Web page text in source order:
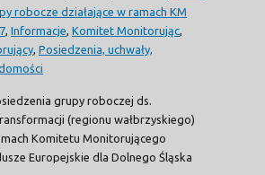
robocze działające w ramach KM
Informacje Komitet Monitorując
Posiedzenia, uchwały,
grupy roboczej ds.
(regionu wałbrzyskiego)
Komitetu Monitorującego
Europejskie dla Dolnego Śląska